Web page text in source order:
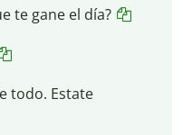
te gane el día?
todo. Estate